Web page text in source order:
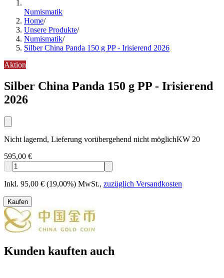
Numismatik
Home/
Unsere Produkte/
Numismatik/
Silber China Panda 150 g PP - Irisierend 2026
Aktion
Silber China Panda 150 g PP - Irisierend
2026
Nicht lagernd, Lieferung vorübergehend nicht möglichKW 20
595,00 €
Inkl. 95,00 € (19,00%) MwSt., zuzüglich Versandkosten
Kaufen
Kunden kauften auch